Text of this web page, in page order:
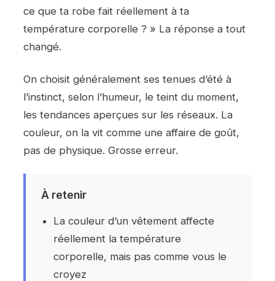
ce que ta robe fait réellement à ta
température corporelle ? » La réponse a tout
changé.
On choisit généralement ses tenues d’été à
l’instinct, selon l’humeur, le teint du moment,
les tendances aperçues sur les réseaux. La
couleur, on la vit comme une affaire de goût,
pas de physique. Grosse erreur.
À retenir
La couleur d’un vêtement affecte
réellement la température
corporelle, mais pas comme vous le
croyez